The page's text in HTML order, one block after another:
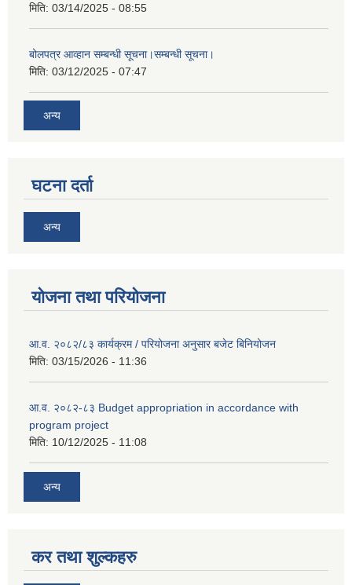
मिति: 03/14/2025 - 08:55
बोलपत्र आव्हान सम्बन्धी सूचना।सम्बन्धी सूचना।
मिति: 03/12/2025 - 07:47
अन्य
घटना दर्ता
अन्य
योजना तथा परियोजना
आ.व. २०८२/८३ कार्यक्रम / परियोजना अनुसार बजेट बिनियोजन
मिति: 03/15/2026 - 11:36
आ.व. २०८२-८३ Budget appropriation in accordance with
program project
मिति: 10/12/2025 - 11:08
अन्य
कर तथा शुल्कहरु